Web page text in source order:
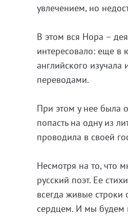
увлечением, но
В этом вся Нора –
интересовало: еще в
английского изучала
переводами.
При этом у нее была
попасть на одну из
проводила в своей
Несмотря на то, что
русский поэт. Ее
всегда живые строки
сердцем. И мы будем